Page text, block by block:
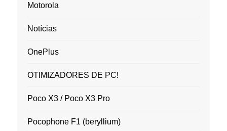
Motorola
Notícias
OnePlus
OTIMIZADORES DE PC!
Poco X3 / Poco X3 Pro
Pocophone F1 (beryllium)